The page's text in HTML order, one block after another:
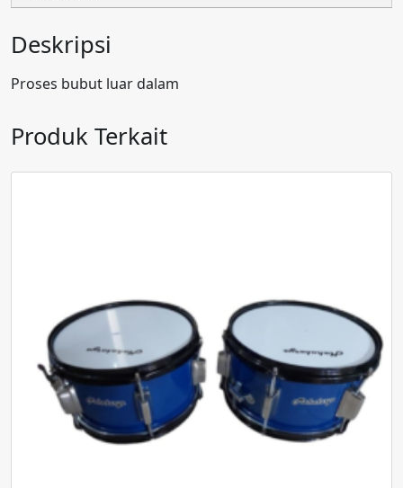
Deskripsi
Proses bubut luar dalam
Produk Terkait